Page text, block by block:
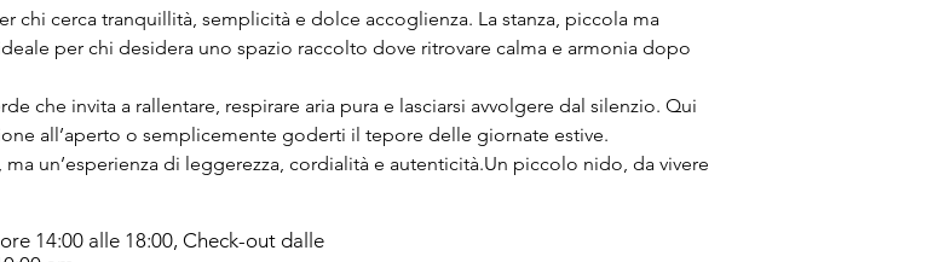
chi cerca tranquillità, semplicità e dolce accoglienza. La stanza, piccola ma
per chi desidera uno spazio raccolto dove ritrovare calma e armonia dopo
che invita a rallentare, respirare aria pura e lasciarsi avvolgere dal silenzio. Qui
all’aperto o semplicemente goderti il tepore delle giornate estive.
un’esperienza di leggerezza, cordialità e autenticità.Un piccolo nido, da vivere
14:00 alle 18:00, Check-out dalle